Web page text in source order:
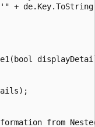
+
from